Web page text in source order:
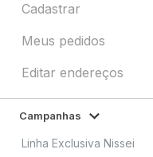
Cadastrar
Meus pedidos
Editar endereços
Campanhas
Linha Exclusiva Nissei